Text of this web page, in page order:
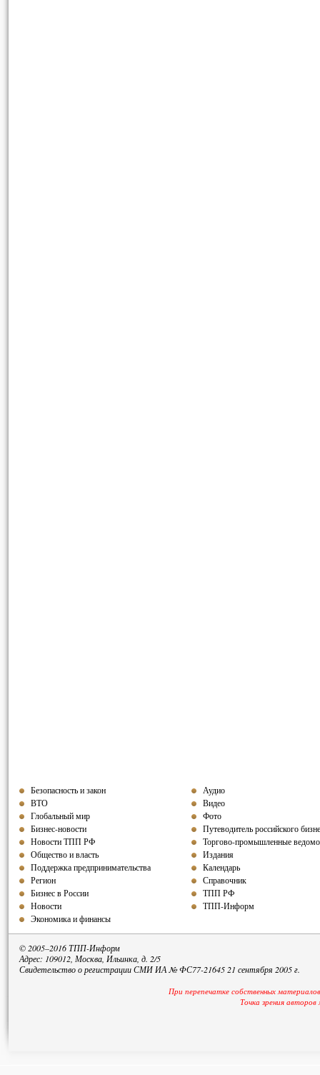
Безопасность и закон
ВТО
Глобальный мир
Бизнес-новости
Новости ТПП РФ
Общество и власть
Поддержка предпринимательства
Регион
Бизнес в России
Новости
Экономика и финансы
Аудио
Видео
Фото
Путеводитель российского
Торгово-промышленные
Издания
Календарь
Справочник
ТПП РФ
ТПП-Информ
© 2005–2016 ТПП-Информ
Адрес: 109012, Москва, Ильинка, д. 2/5
Свидетельство о регистрации СМИ ИА № ФС77-21645 21 сентября 2005 г.
При перепечатке собственных
Точка зрения